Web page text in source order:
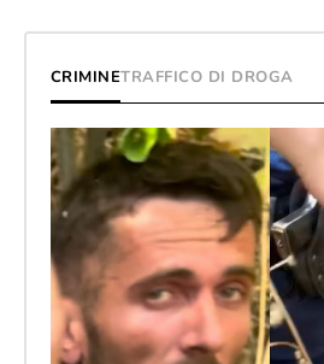
CRIMINETRAFFICO DI DROGA